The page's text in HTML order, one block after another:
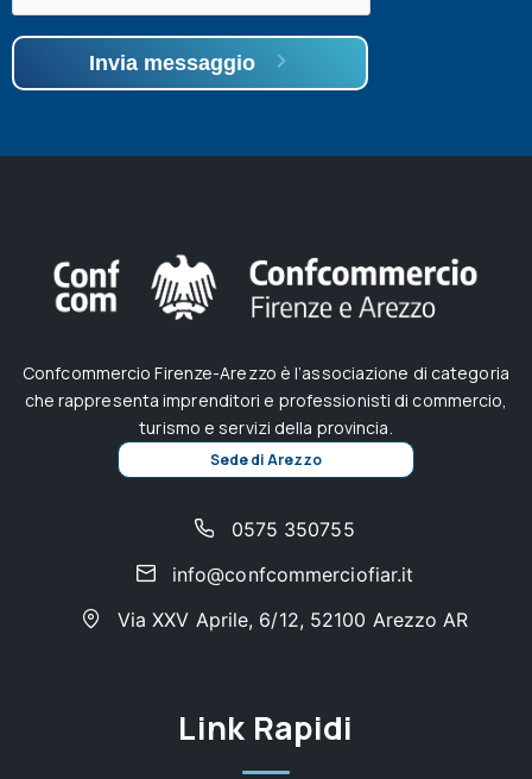
Invia messaggio
Confcommercio Firenze-Arezzo è l’associazione di categoria
che rappresenta imprenditori e professionisti di commercio,
turismo e servizi della provincia.
Sede di Arezzo
0575 350755
info@confcommerciofiar.it
Via XXV Aprile, 6/12, 52100 Arezzo AR
Link Rapidi